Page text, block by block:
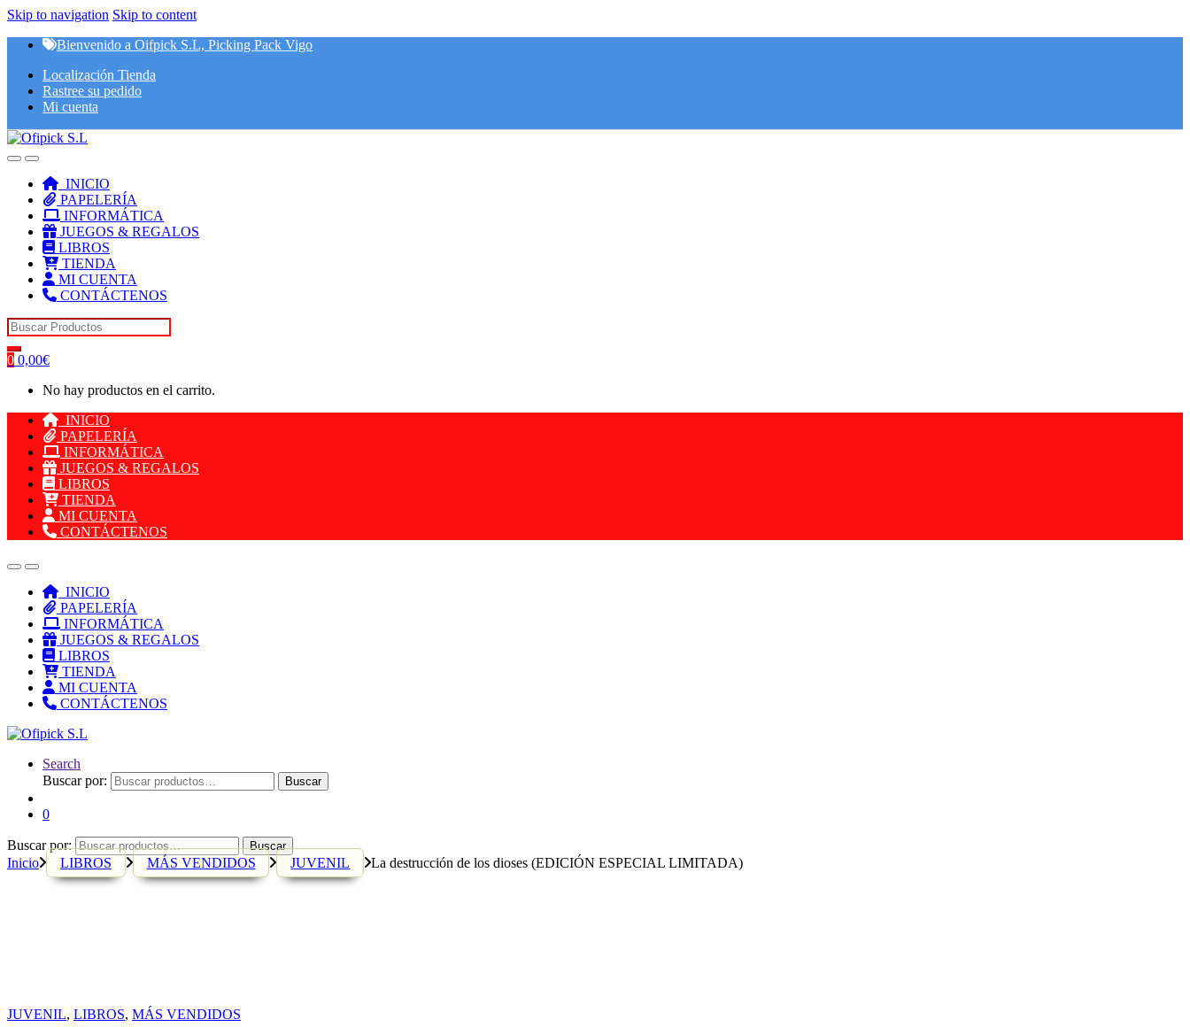
Skip to navigation Skip to content
Bienvenido a Oifpick S.L, Picking Pack Vigo
Localización Tienda
Rastree su pedido
Mi cuenta
INICIO
PAPELERÍA
INFORMÁTICA
JUEGOS & REGALOS
LIBROS
TIENDA
MI CUENTA
CONTÁCTENOS
Search for:
0 0,00€
No hay productos en el carrito.
INICIO
PAPELERÍA
INFORMÁTICA
JUEGOS & REGALOS
LIBROS
TIENDA
MI CUENTA
CONTÁCTENOS
INICIO
PAPELERÍA
INFORMÁTICA
JUEGOS & REGALOS
LIBROS
TIENDA
MI CUENTA
CONTÁCTENOS
Search
Buscar por:
Buscar
0
Buscar por: Buscar
Inicio LIBROS MÁS VENDIDOS JUVENIL La destrucción de los dioses (EDICIÓN ESPECIAL LIMITADA)
JUVENIL, LIBROS, MÁS VENDIDOS